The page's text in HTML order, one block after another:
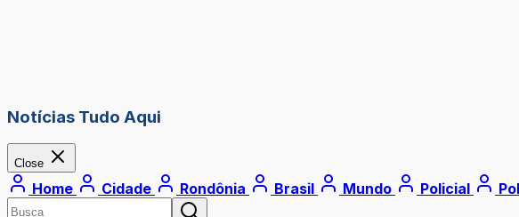
Notícias Tudo Aqui
Close
Home Cidade Rondônia Brasil Mundo Policial